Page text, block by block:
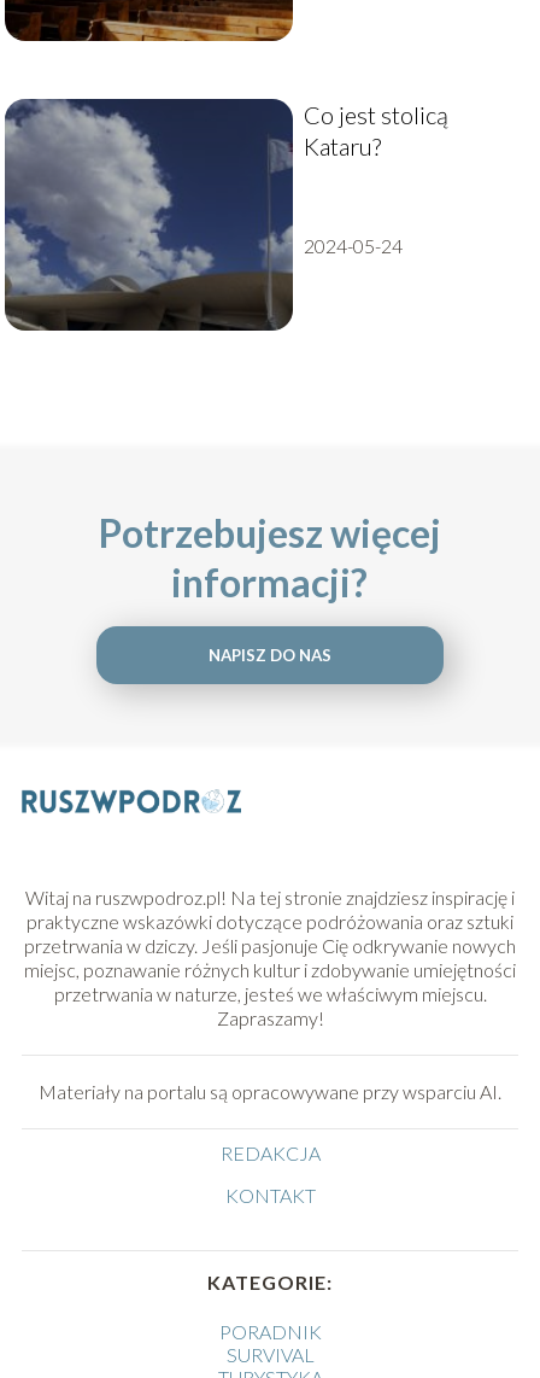
Co jest stolicą
Kataru?
2024-05-24
Potrzebujesz więcej
informacji?
NAPISZ DO NAS
Witaj na ruszwpodroz.pl! Na tej stronie znajdziesz inspirację i
praktyczne wskazówki dotyczące podróżowania oraz sztuki
przetrwania w dziczy. Jeśli pasjonuje Cię odkrywanie nowych
miejsc, poznawanie różnych kultur i zdobywanie umiejętności
przetrwania w naturze, jesteś we właściwym miejscu.
Zapraszamy!
Materiały na portalu są opracowywane przy wsparciu AI.
REDAKCJA
KONTAKT
KATEGORIE:
PORADNIK
SURVIVAL